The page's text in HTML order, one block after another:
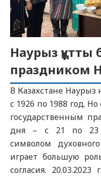
Наурыз құтты
праздником
В Казахстане Наурыз
с 1926 по 1988 год.
государственным
дня – с 21 по 23
символом
играет большую
согласия.